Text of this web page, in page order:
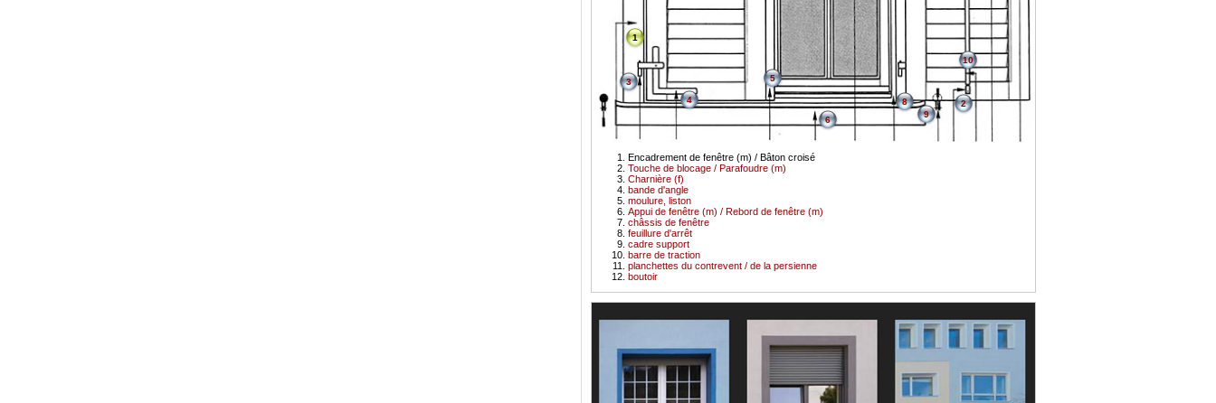
1
Encadrement de fenêtre (m) / Bâton croisé
Touche de blocage / Parafoudre (m)
2
Charnière (f)
3
bande d'angle
4
moulure, liston
5
Appui de fenêtre (m) / Rebord de fenêtre (m)
6
châssis de fenêtre
feuillure d'arrêt
8
cadre support
9
barre de traction
10
planchettes du contrevent / de la persienne
boutoir